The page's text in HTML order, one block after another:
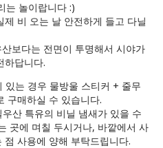
는 놀이랍니다 :)
비 오는 날 안전하게 들고 다닐
보다는 전면이 투명해서 시야가
하답니다.
는 경우 물방울 스티커 + 줄무
구매하실 수 있습니다.
산 특유의 비닐 냄새가 있을 수
곳에 며칠 두시거나, 바깥에서 사
사용에 양해 부탁드립니다.